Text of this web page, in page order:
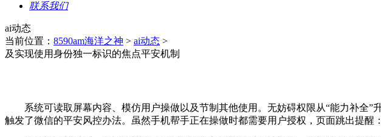
联系我们
ai动态
当前位置： 8590am海洋之神 > ai动态 >
及实现使用身份独一标识的焦点平安机制
系统可读取屏幕内容、模仿用户操做以及节制其他使用。无妨碍权限从“能力补全”
触发了微信的平安风控办法。虽然手机帮手正在操做时都需要用户授权，页面跳出提醒